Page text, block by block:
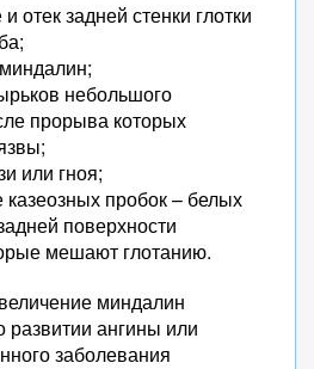
отек задней стенки глотки
небольшого
прорыва которых
или гноя;
казеозных пробок – белых
поверхности
мешают глотанию.
миндалин
развитии ангины или
заболевания